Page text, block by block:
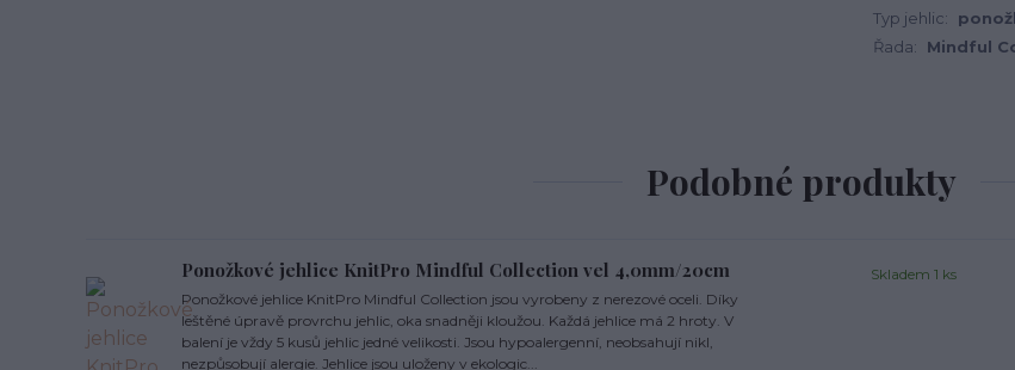
Typ jehlic:
Řada:
Mindful
Podobné produkty
Ponožkové jehlice KnitPro Mindful Collection vel 4,0mm/20cm
Ponožkové jehlice KnitPro Mindful Collection jsou vyrobeny z nerezové oceli. Díky
leštěné úpravě provrchu jehlic, oka snadněji kloužou. Každá jehlice má 2 hroty. V
balení je vždy 5 kusů jehlic jedné velikosti. Jsou hypoalergenní, neobsahují nikl,
nezpůsobují alergie. Jehlice jsou uloženy v ekologic...
Skladem 1 ks